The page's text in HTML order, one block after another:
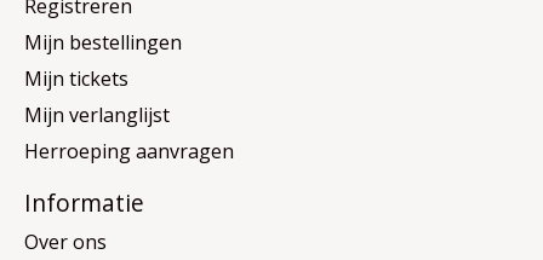
Registreren
Mijn bestellingen
Mijn tickets
Mijn verlanglijst
Herroeping aanvragen
Informatie
Over ons